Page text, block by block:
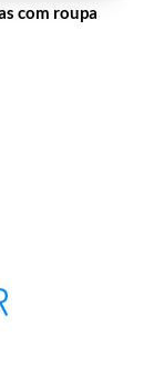
com roupa